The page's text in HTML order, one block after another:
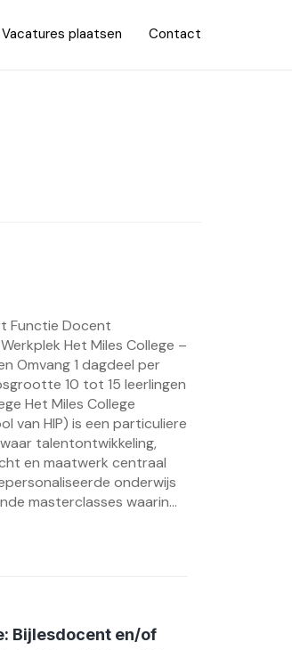
Vacatures plaatsen Contact
Functie Docent
Het Miles College –
Omvang 1 dagdeel per
10 tot 15 leerlingen
Het Miles College
van HIP) is een particuliere
talentontwikkeling,
en maatwerk centraal
onderwijs
masterclasses waarin...
Bijlesdocent en/of